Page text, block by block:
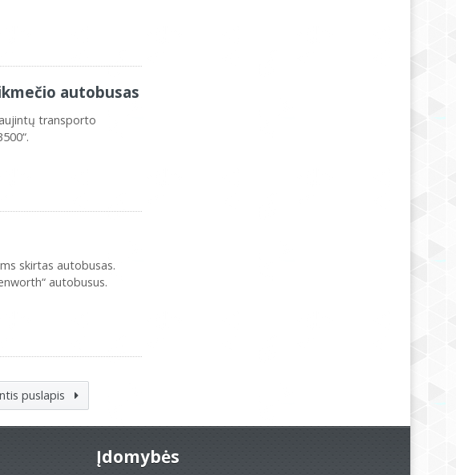
autobusas
transporto
3500“.
skirtas autobusas.
autobusus.
puslapis
Įdomybės